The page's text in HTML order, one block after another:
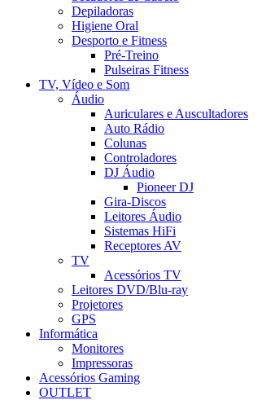
Depiladoras
Higiene Oral
Desporto e Fitness
Pré-Treino
Pulseiras Fitness
TV, Vídeo e Som
Áudio
Auriculares e Auscultadores
Auto Rádio
Colunas
Controladores
DJ Áudio
Pioneer DJ
Gira-Discos
Leitores Áudio
Sistemas HiFi
Receptores AV
TV
Acessórios TV
Leitores DVD/Blu-ray
Projetores
GPS
Informática
Monitores
Impressoras
Acessórios Gaming
OUTLET